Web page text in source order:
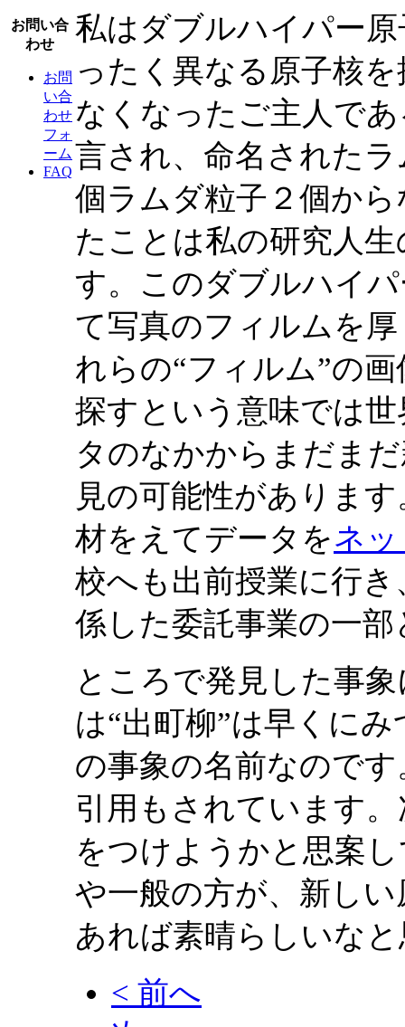
お問い合
わせ
お問
い合
わせ
フォ
ーム
FAQ
私はダブルハイパー
ったく異なる原子核
なくなったご主人で
言され、命名された
個ラムダ粒子２個か
たことは私の研究人
す。このダブルハイ
て写真のフィルムを
れらの“フィルム”の
探すという意味では
タのなかからまだま
見の可能性がありま
材をえてデータをネ
校へも出前授業に行
係した委託事業の一
ところで発見した事
は“出町柳”は早くに
の事象の名前なので
引用もされています
をつけようかと思案
や一般の方が、新し
あれば素晴らしいな
< 前へ